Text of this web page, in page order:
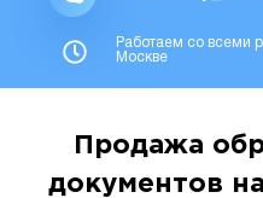
Работаем со всеми
Москве
Продажа
документов